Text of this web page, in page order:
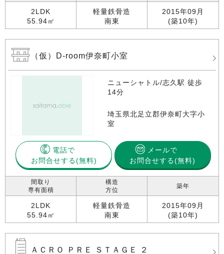
2LDK
55.94㎡
軽量鉄骨造
南東
2015年09月
(築10年)
（仮）D-room伊奈町小室
ニューシャトル/志久駅 徒歩
14分
埼玉県北足立郡伊奈町大字小
室
電話で
お問合せする
メールで
お問合せする(無料)
間取り
専有面積
2LDK
55.94㎡
構造
方位
軽量鉄骨造
南東
築年
2015年09月
(築10年)
ＡＣＲＯ ＰＲＥ ＳＴＡＧＥ ２